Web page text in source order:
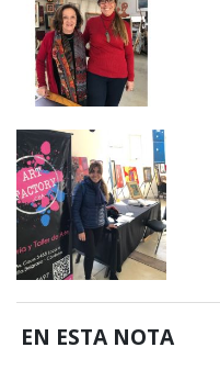
EN ESTA NOTA